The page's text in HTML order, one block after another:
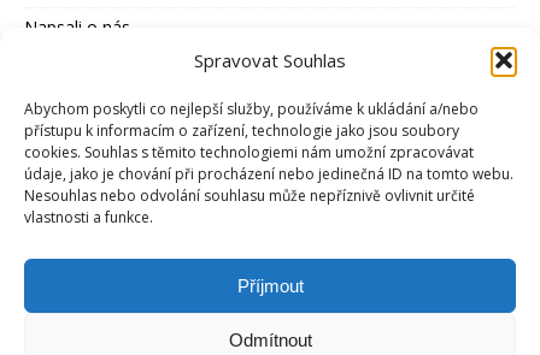
Spravovat Souhlas
Abychom poskytli co nejlepší služby, používáme k ukládání a/nebo
přístupu k informacím o zařízení, technologie jako jsou soubory
cookies. Souhlas s těmito technologiemi nám umožní zpracovávat
údaje, jako je chování při procházení nebo jedinečná ID na tomto webu.
Nesouhlas nebo odvolání souhlasu může nepříznivě ovlivnit určité
vlastnosti a funkce.
Příjmout
Odmítnout
Napsali o nás
Otázky a odpovědi
Představenstvo
Rozhovory
Stanovy
Zásady cookies (EU)
Zásady ochrany osobních údajů
Závazná přihláška člena ATZ